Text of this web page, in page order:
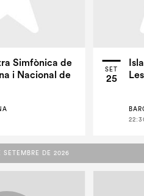
Simfònica de
i Nacional de
SET
25
SETEMBRE DE 2026
SETEMBRE DE 2026